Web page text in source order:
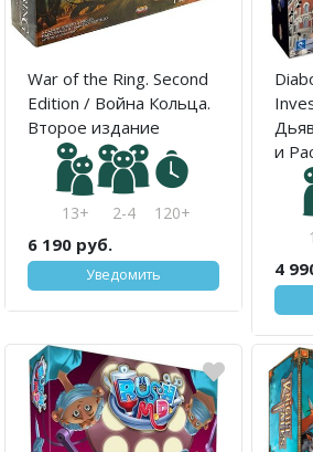
War of the Ring. Second
Edition / Война Кольца.
Второе издание
13+ 2-4 120+
6 190 руб.
Уведомить
и
4